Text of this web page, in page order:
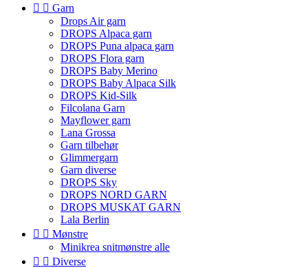
  Garn
Drops Air garn
DROPS Alpaca garn
DROPS Puna alpaca garn
DROPS Flora garn
DROPS Baby Merino
DROPS Baby Alpaca Silk
DROPS Kid-Silk
Filcolana Garn
Mayflower garn
Lana Grossa
Garn tilbehør
Glimmergarn
Garn diverse
DROPS Sky
DROPS NORD GARN
DROPS MUSKAT GARN
Lala Berlin
  Mønstre
Minikrea snitmønstre alle
  Diverse